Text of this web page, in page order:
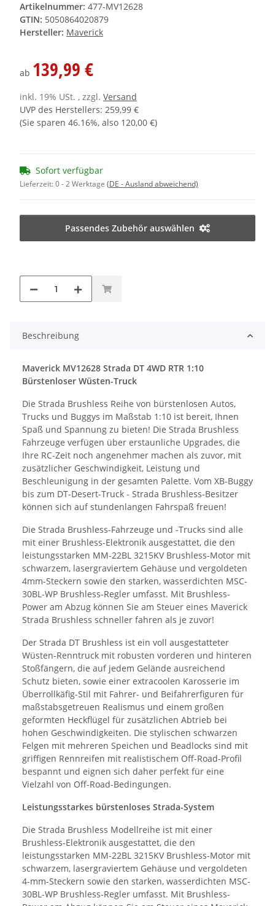
Artikelnummer: 477-MV12628
GTIN: 5050864020879
Hersteller: Maverick
ab 139,99 €
inkl. 19% USt. , zzgl. Versand
UVP des Herstellers: 259,99 €
(Sie sparen 46.16%, also 120,00 €)
Sofort verfügbar
Lieferzeit:0 - 2 Werktage (DE - Ausland abweichend)
Passendes Zubehör auswählen
Beschreibung
Maverick MV12628 Strada DT 4WD RTR 1:10
Bürstenloser Wüsten-Truck
Die Strada Brushless Reihe von bürstenlosen Autos,
Trucks und Buggys im Maßstab 1:10 ist bereit, Ihnen
Spaß und Spannung zu bieten! Die Strada Brushless
Fahrzeuge verfügen über erstaunliche Upgrades, die
Ihre RC-Zeit noch angenehmer machen als zuvor, mit
zusätzlicher Geschwindigkeit, Leistung und
Beschleunigung in der gesamten Palette. Vom XB-Buggy
bis zum DT-Desert-Truck - Strada Brushless-Besitzer
können sich auf stundenlangen Fahrspaß freuen!
Die Strada Brushless-Fahrzeuge und -Trucks sind alle
mit einer Brushless-Elektronik ausgestattet, die den
leistungsstarken MM-22BL 3215KV Brushless-Motor mit
schwarzem, lasergraviertem Gehäuse und vergoldeten
4mm-Steckern sowie den starken, wasserdichten MSC-
30BL-WP Brushless-Regler umfasst. Mit Brushless-
Power am Abzug können Sie am Steuer eines Maverick
Strada Brushless schneller fahren als je zuvor!
Der Strada DT Brushless ist ein voll ausgestatteter
Wüsten-Renntruck mit robusten vorderen und hinteren
Stoßfängern, die auf jedem Gelände ausreichend
Schutz bieten, sowie einer extracoolen Karosserie im
Überrollkäfig-Stil mit Fahrer- und Beifahrerfiguren für
maßstabsgetreuen Realismus und einem großen
geformten Heckflügel für zusätzlichen Abtrieb bei
hohen Geschwindigkeiten. Die stylischen schwarzen
Felgen mit mehreren Speichen und Beadlocks sind mit
griffigen Rennreifen mit realistischem Off-Road-Profil
bespannt und eignen sich daher perfekt für eine
Vielzahl von Off-Road-Bedingungen.
Leistungsstarkes bürstenloses Strada-System
Die Strada Brushless Modellreihe ist mit einer
Brushless-Elektronik ausgestattet, die den
leistungsstarken MM-22BL 3215KV Brushless-Motor mit
schwarzem, lasergraviertem Gehäuse und vergoldeten
4-mm-Steckern sowie den starken, wasserdichten MSC-
30BL-WP Brushless-Regler umfasst. Mit Brushless-